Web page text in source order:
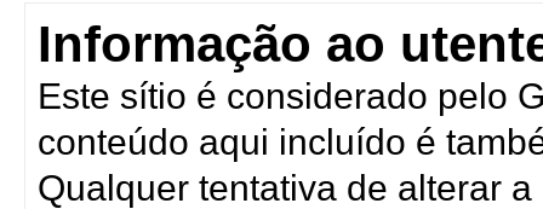
Informação ao
Este sítio é considerado pelo
conteúdo aqui incluído é
Qualquer tentativa de alterar